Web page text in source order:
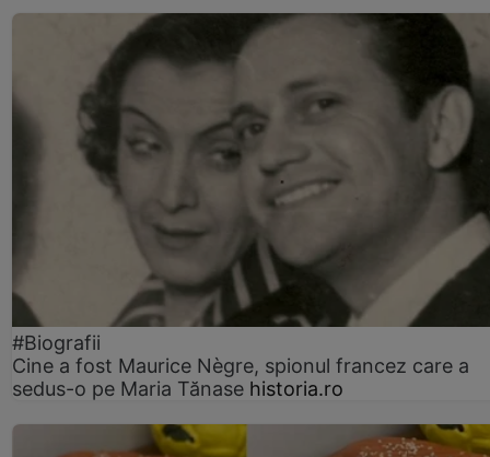
#Biografii
Cine a fost Maurice Nègre, spionul francez care a
sedus-o pe Maria Tănase historia.ro